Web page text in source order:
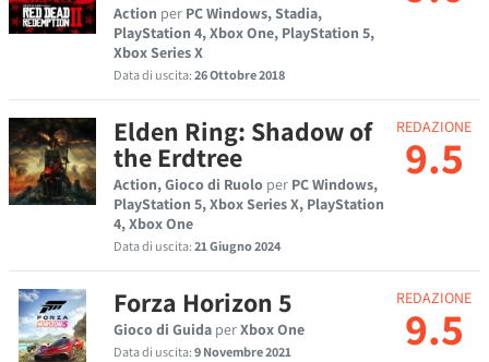
Action per PC Windows, Stadia,
PlayStation 4, Xbox One, PlayStation 5,
Xbox Series X
Data di uscita:26 Ottobre 2018
Elden Ring: Shadow of
the Erdtree
Action, Gioco di Ruolo per PC Windows,
PlayStation 5, Xbox Series X, PlayStation
4, Xbox One
Data di uscita:21 Giugno 2024
REDAZIONE
9.5
Forza Horizon 5
Gioco di Guida perXbox One
Data di uscita:9 Novembre 2021
REDAZIONE
9.5